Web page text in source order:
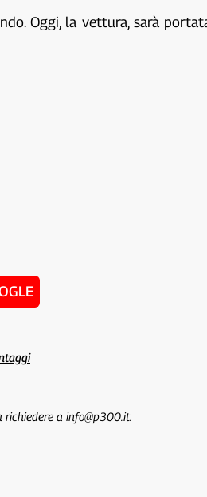
Oggi, la vettura, sarà
a info@p300.it.